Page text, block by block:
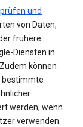
und
von Daten,
frühere
Diensten in
können
bestimmte
werden, wenn
verwenden.